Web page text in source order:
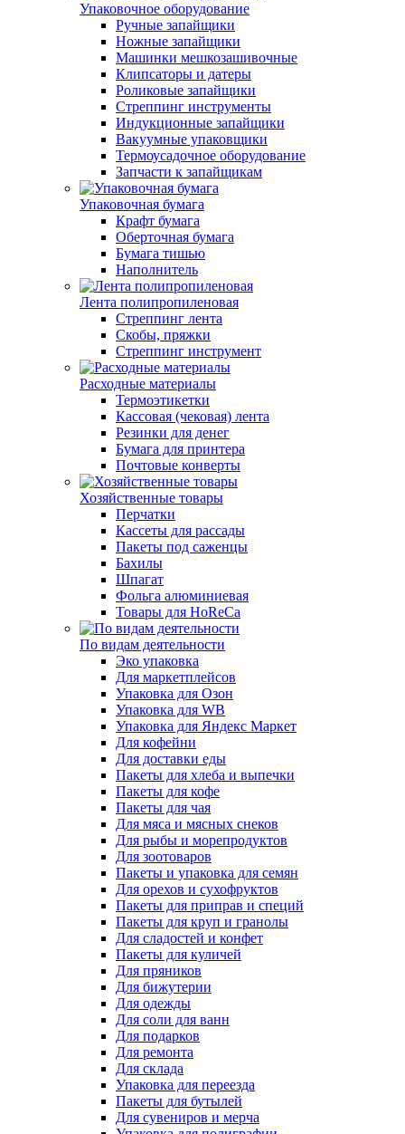
Упаковочное оборудование
Ручные запайщики
Ножные запайщики
Машинки мешкозашивочные
Клипсаторы и датеры
Роликовые запайщики
Стреппинг инструменты
Индукционные запайщики
Вакуумные упаковщики
Термоусадочное оборудование
Запчасти к запайщикам
Упаковочная бумага
Крафт бумага
Оберточная бумага
Бумага тишью
Наполнитель
Лента полипропиленовая
Стреппинг лента
Скобы, пряжки
Стреппинг инструмент
Расходные материалы
Термоэтикетки
Кассовая (чековая) лента
Резинки для денег
Бумага для принтера
Почтовые конверты
Хозяйственные товары
Перчатки
Кассеты для рассады
Пакеты под саженцы
Бахилы
Шпагат
Фольга алюминиевая
Товары для HoReCa
По видам деятельности
Эко упаковка
Для маркетплейсов
Упаковка для Озон
Упаковка для WB
Упаковка для Яндекс Маркет
Для кофейни
Для доставки еды
Пакеты для хлеба и выпечки
Пакеты для кофе
Пакеты для чая
Для мяса и мясных снеков
Для рыбы и морепродуктов
Для зоотоваров
Пакеты и упаковка для семян
Для орехов и сухофруктов
Пакеты для приправ и специй
Пакеты для круп и гранолы
Для сладостей и конфет
Пакеты для куличей
Для пряников
Для бижутерии
Для одежды
Для соли для ванн
Для подарков
Для ремонта
Для склада
Упаковка для переезда
Пакеты для бутылей
Для сувениров и мерча